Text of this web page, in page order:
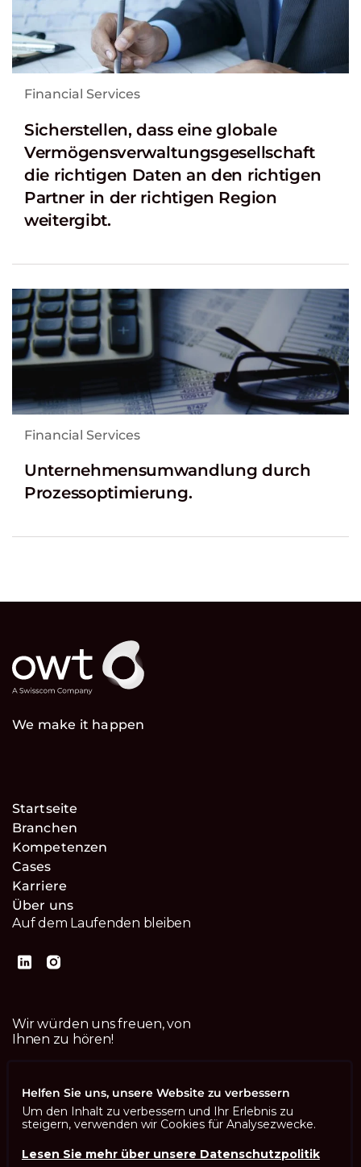
Financial Services
Sicherstellen, dass eine globale
Vermögensverwaltungsgesellschaft
die richtigen Daten an den richtigen
Partner in der richtigen Region
weitergibt.
Financial Services
Unternehmensumwandlung durch
Prozessoptimierung.
We make it happen
Startseite
Branchen
Kompetenzen
Cases
Karriere
Über uns
Auf dem Laufenden bleiben
Wir würden uns freuen, von
Ihnen zu hören!
Helfen Sie uns, unsere Website zu verbessern
Um den Inhalt zu verbessern und Ihr Erlebnis zu
steigern, verwenden wir Cookies für Analysezwecke.
Lesen Sie mehr über unsere Datenschutzpolitik